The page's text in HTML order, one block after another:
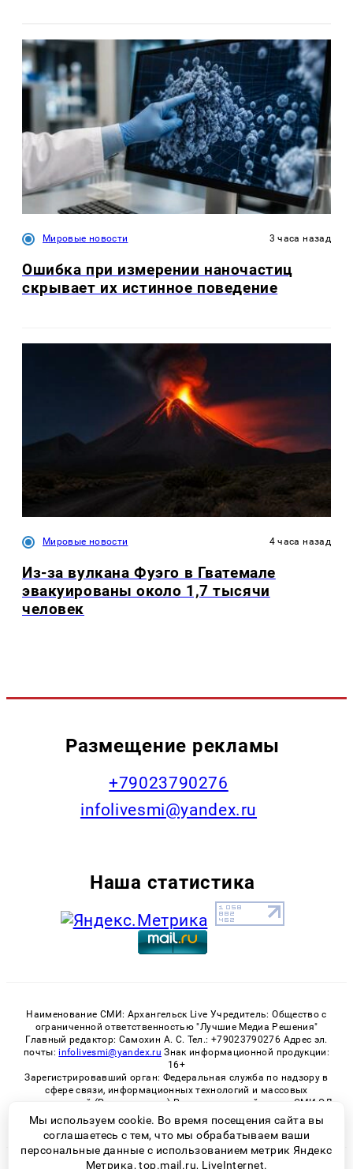
Мировые новости 3 часа назад
Ошибка при измерении наночастиц
скрывает их истинное поведение
Мировые новости 4 часа назад
Из-за вулкана Фуэго в Гватемале
эвакуированы около 1,7 тысячи
человек
Размещение рекламы
+79023790276
infolivesmi@yandex.ru
Наша статистика
Наименование СМИ: Архангельск Live Учредитель: Общество с
ограниченной ответственностью "Лучшие Медиа Решения"
Главный редактор: Самохин А. С. Тел.: +79023790276 Адрес эл.
почты: infolivesmi@yandex.ru Знак информационной продукции:
16+
Зарегистрировавший орган: Федеральная служба по надзору в
сфере связи, информационных технологий и массовых
коммуникаций (Роскомнадзор) Регистрационный номер СМИ ЭЛ
№ ФС 77 - 82533 от 21.01.2022
Мы используем cookie. Во время посещения сайта вы
соглашаетесь с тем, что мы обрабатываем ваши
персональные данные с использованием метрик Яндекс
Метрика, top.mail.ru, LiveInternet.